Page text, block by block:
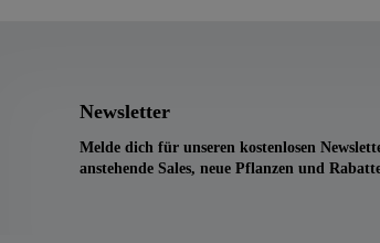
Newsletter
Melde dich für unseren kostenlosen
anstehende Sales, neue Pflanzen und